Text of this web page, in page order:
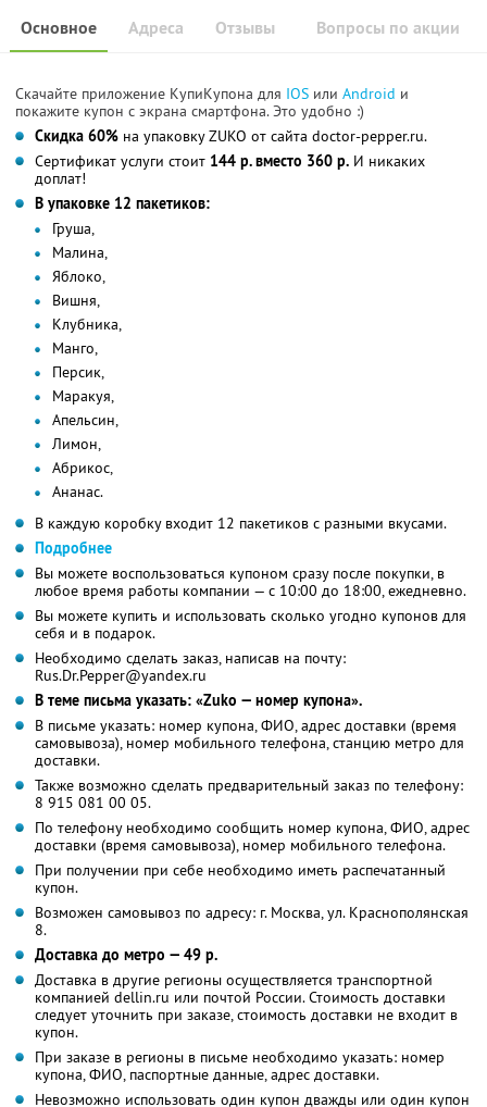
Основное Отзывы Вопросы по акции
Адреса
Скачайте приложение КупиКупона для IOS или Android и
покажите купон с экрана смартфона. Это удобно :)
Скидка 60% на упаковку ZUKO от сайта doctor-pepper.ru.
Сертификат услуги стоит 144 р. вместо 360 р. И никаких
доплат!
В упаковке 12 пакетиков:
Груша,
Малина,
Яблоко,
Вишня,
Клубника,
Манго,
Персик,
Маракуя,
Апельсин,
Лимон,
Абрикос,
Ананас.
В каждую коробку входит 12 пакетиков с разными вкусами.
Подробнее
Вы можете воспользоваться купоном сразу после покупки, в
любое время работы компании — с 10:00 до 18:00, ежедневно.
Вы можете купить и использовать сколько угодно купонов для
себя и в подарок.
Необходимо сделать заказ, написав на почту:
Rus.Dr.Pepper@yandex.ru
В теме письма указать: «Zuko — номер купона».
В письме указать: номер купона, ФИО, адрес доставки (время
самовывоза), номер мобильного телефона, станцию метро для
доставки.
Также возможно сделать предварительный заказ по телефону:
8 915 081 00 05.
По телефону необходимо сообщить номер купона, ФИО, адрес
доставки (время самовывоза), номер мобильного телефона.
При получении при себе необходимо иметь распечатанный
купон.
Возможен самовывоз по адресу: г. Москва, ул. Краснополянская
8.
Доставка до метро — 49 р.
Доставка в другие регионы осуществляется транспортной
компанией dellin.ru или почтой России. Стоимость доставки
следует уточнить при заказе, стоимость доставки не входит в
купон.
При заказе в регионы в письме необходимо указать: номер
купона, ФИО, паспортные данные, адрес доставки.
Невозможно использовать один купон дважды или один купон